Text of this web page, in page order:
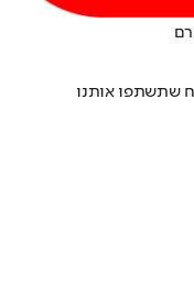
שתשתפו אותנו